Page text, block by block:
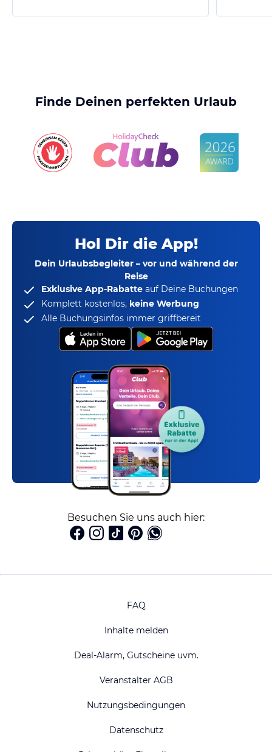
Finde Deinen perfekten Urlaub
Hol Dir die App!
Dein Urlaubsbegleiter – vor und während der
Reise
Exklusive App-Rabatte auf Deine Buchungen
Komplett kostenlos, keine Werbung
Alle Buchungsinfos immer griffbereit
Besuchen Sie uns auch hier:
FAQ
Inhalte melden
Deal-Alarm, Gutscheine uvm.
Veranstalter AGB
Nutzungsbedingungen
Datenschutz